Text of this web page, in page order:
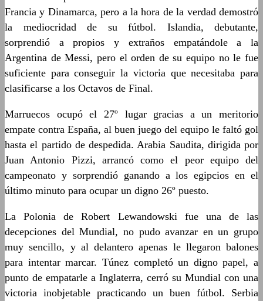
Francia y Dinamarca, pero a la hora de la verdad demostró
la mediocridad de su fútbol. Islandia, debutante,
sorprendió a propios y extraños empatándole a la
Argentina de Messi, pero el orden de su equipo no le fue
suficiente para conseguir la victoria que necesitaba para
clasificarse a los Octavos de Final.
Marruecos ocupó el 27º lugar gracias a un meritorio
empate contra España, al buen juego del equipo le faltó gol
hasta el partido de despedida. Arabia Saudita, dirigida por
Juan Antonio Pizzi, arrancó como el peor equipo del
campeonato y sorprendió ganando a los egipcios en el
último minuto para ocupar un digno 26º puesto.
La Polonia de Robert Lewandowski fue una de las
decepciones del Mundial, no pudo avanzar en un grupo
muy sencillo, y al delantero apenas le llegaron balones
para intentar marcar. Túnez completó un digno papel, a
punto de empatarle a Inglaterra, cerró su Mundial con una
victoria inobjetable practicando un buen fútbol. Serbia